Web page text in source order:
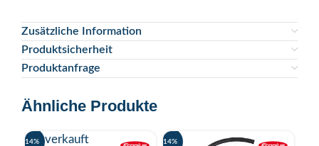
Zusätzliche Information
Produktsicherheit
Produktanfrage
Ähnliche Produkte
Ausverkauft
-14% -14%